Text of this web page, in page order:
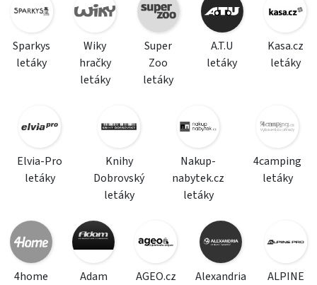
Sparkys
letáky
Wiky
hračky
letáky
Super
Zoo
letáky
A.T.U
letáky
Kasa.cz
letáky
Elvia-Pro
letáky
Knihy
Dobrovský
letáky
Nakup-
nabytek.cz
letáky
4camping
letáky
4home
Adam
AGEO.cz
Alexandria
ALPINE